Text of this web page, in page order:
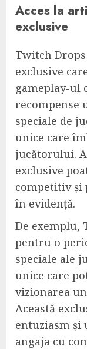
Acces la
exclusive
Twitch
exclusive
gameplay-ul
recompense
speciale de
unice care
jucătorului.
exclusive
competitiv și
în evidență.
De exemplu,
pentru o
speciale ale
unice care
vizionarea
Această
entuziasm și
angaja cu